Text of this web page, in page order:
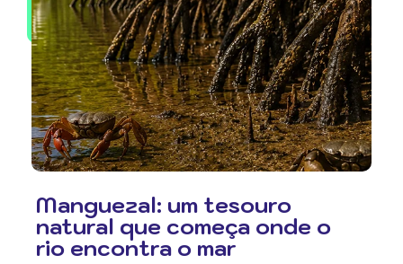
Manguezal: um tesouro
natural que começa onde o
rio encontra o mar